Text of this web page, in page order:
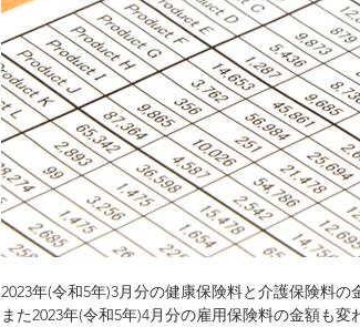
2023年(令和5年)3月分の健康保険料と介護保険料の
また2023年(令和5年)4月分の雇用保険料の金額も